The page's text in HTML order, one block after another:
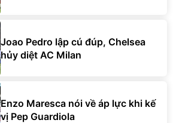
Joao Pedro lập cú đúp, Chelsea
hủy diệt AC Milan
Enzo Maresca nói về áp lực khi kế
vị Pep Guardiola